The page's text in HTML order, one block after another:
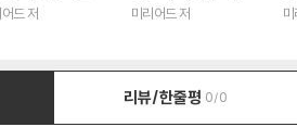
드 저 미리어드 저
리뷰/한줄평 0/0